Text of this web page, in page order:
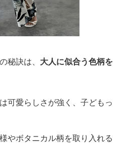
秘訣は、 大人に似合う色柄を
可愛らしさが強く、子どもっ
やボタニカル柄を取り入れる